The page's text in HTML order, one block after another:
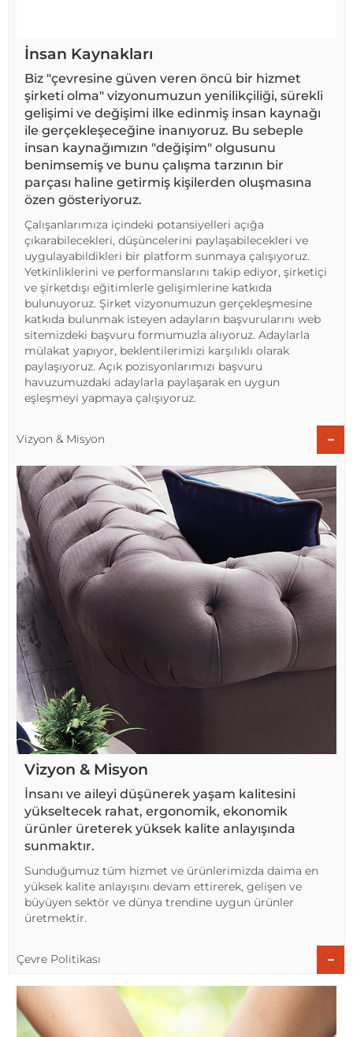
İnsan Kaynakları
Biz "çevresine güven veren öncü bir hizmet
şirketi olma" vizyonumuzun yenilikçiliği, sürekli
gelişimi ve değişimi ilke edinmiş insan kaynağı
ile gerçekleşeceğine inanıyoruz. Bu sebeple
insan kaynağımızın "değişim" olgusunu
benimsemiş ve bunu çalışma tarzının bir
parçası haline getirmiş kişilerden oluşmasına
özen gösteriyoruz.
Çalışanlarımıza içindeki potansiyelleri açığa
çıkarabilecekleri, düşüncelerini paylaşabilecekleri ve
uygulayabildikleri bir platform sunmaya çalışıyoruz.
Yetkinliklerini ve performanslarını takip ediyor, şirketiçi
ve şirketdışı eğitimlerle gelişimlerine katkıda
bulunuyoruz. Şirket vizyonumuzun gerçekleşmesine
katkıda bulunmak isteyen adayların başvurularını web
sitemizdeki başvuru formumuzla alıyoruz. Adaylarla
mülakat yapıyor, beklentilerimizi karşılıklı olarak
paylaşıyoruz. Açık pozisyonlarımızı başvuru
havuzumuzdaki adaylarla paylaşarak en uygun
eşleşmeyi yapmaya çalışıyoruz.
Vizyon & Misyon
Vizyon & Misyon
İnsanı ve aileyi düşünerek yaşam kalitesini
yükseltecek rahat, ergonomik, ekonomik
ürünler üreterek yüksek kalite anlayışında
sunmaktır.
Sunduğumuz tüm hizmet ve ürünlerimizda daima en
yüksek kalite anlayışını devam ettirerek, gelişen ve
büyüyen sektör ve dünya trendine uygun ürünler
üretmektir.
Çevre Politikası